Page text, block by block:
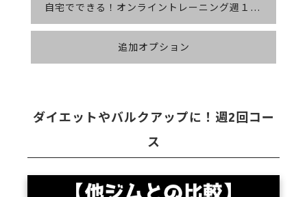
自宅でできる！オンライントレーニング週１回コース
追加オプション
ダイエットやバルクアップに！週2回コー
ス